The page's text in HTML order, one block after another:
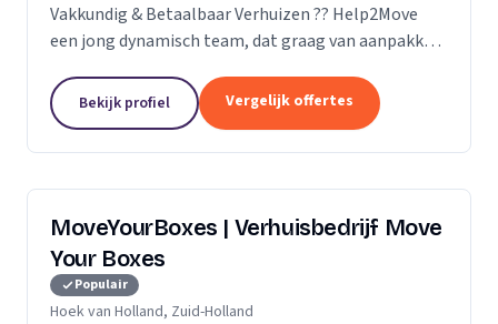
Vakkundig & Betaalbaar Verhuizen ?? Help2Move
een jong dynamisch team, dat graag van aanpakken
Vraag naar de mogelijkheden.
Bekijk profiel Vergelijk offertes
MoveYourBoxes | Verhuisbedrijf Move
Your Boxes
Populair
Hoek van Holland, Zuid-Holland